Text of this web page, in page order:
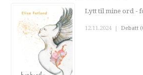
Lytt til mine ord -
12.11.2024 | Debatt